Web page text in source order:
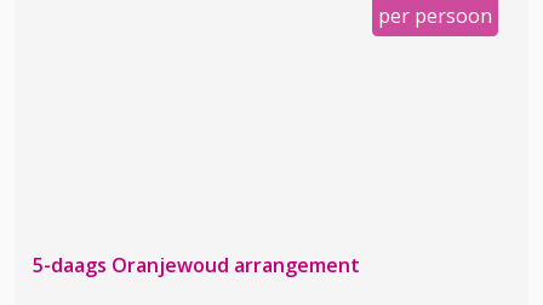
per persoon
5-daags Oranjewoud arrangement